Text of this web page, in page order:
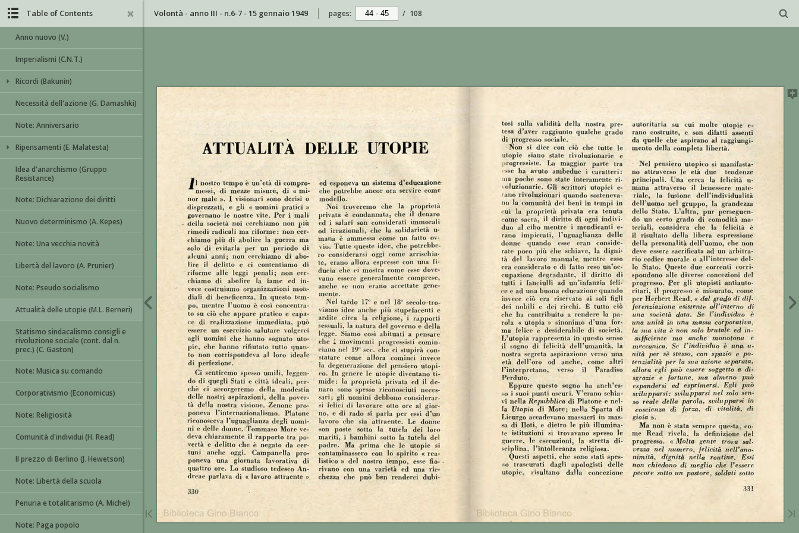
Volontà - anno III - n.6-7 - 15 gennaio 1949 pages: / 108
Table of Contents
Anno nuovo (V.)
Imperialismi (C.N.T.)
Ricordi (Bakunin)
Necessità dell'azione (G. Damashki)
Note: Anniversario
Ripensamenti (E. Malatesta)
Idea d'anarchismo (Gruppo
Resistance)
Note: Dichiarazione dei diritti
Nuovo determinismo (A. Kepes)
Note: Una vecchia novità
Libertà del lavoro (A. Prunier)
Note: Pseudo socialismo
Attualità delle utopie (M.L. Berneri)
Statismo sindacalismo consigli e
rivoluzione sociale (cont. dal n.
prec.) (C. Gaston)
Note: Musica su comando
Corporativismo (Economicus)
Note: Religiosità
Comunità d'individui (H. Read)
Il prezzo di Berlino (J. Hewetson)
Note: Libertà della scuola
Penuria e totalitarismo (A. Michel)
Note: Paga popolo